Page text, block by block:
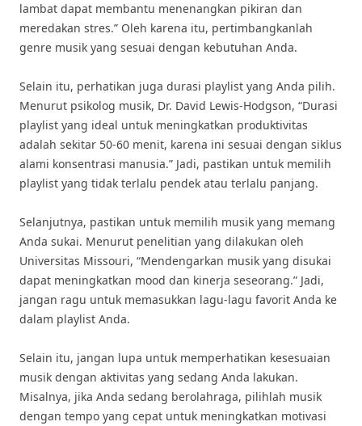
lambat dapat membantu menenangkan pikiran dan
meredakan stres.” Oleh karena itu, pertimbangkanlah
genre musik yang sesuai dengan kebutuhan Anda.
Selain itu, perhatikan juga durasi playlist yang Anda pilih.
Menurut psikolog musik, Dr. David Lewis-Hodgson, “Durasi
playlist yang ideal untuk meningkatkan produktivitas
adalah sekitar 50-60 menit, karena ini sesuai dengan siklus
alami konsentrasi manusia.” Jadi, pastikan untuk memilih
playlist yang tidak terlalu pendek atau terlalu panjang.
Selanjutnya, pastikan untuk memilih musik yang memang
Anda sukai. Menurut penelitian yang dilakukan oleh
Universitas Missouri, “Mendengarkan musik yang disukai
dapat meningkatkan mood dan kinerja seseorang.” Jadi,
jangan ragu untuk memasukkan lagu-lagu favorit Anda ke
dalam playlist Anda.
Selain itu, jangan lupa untuk memperhatikan kesesuaian
musik dengan aktivitas yang sedang Anda lakukan.
Misalnya, jika Anda sedang berolahraga, pilihlah musik
dengan tempo yang cepat untuk meningkatkan motivasi